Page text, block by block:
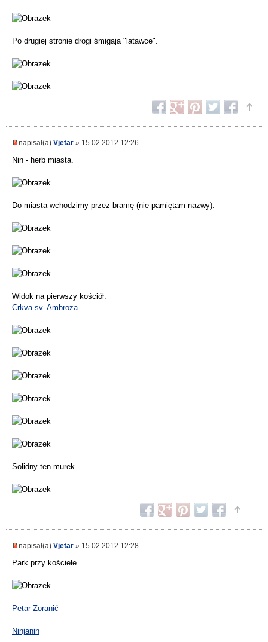
Po drugiej stronie drogi śmigają "latawce".
napisał(a) Vjetar » 15.02.2012 12:26
Nin - herb miasta.
Do miasta wchodzimy przez bramę (nie pamiętam nazwy).
Widok na pierwszy kościół.
Crkva sv. Ambroza
Solidny ten murek.
napisał(a) Vjetar » 15.02.2012 12:28
Park przy kościele.
Petar Zoranić
Ninjanin